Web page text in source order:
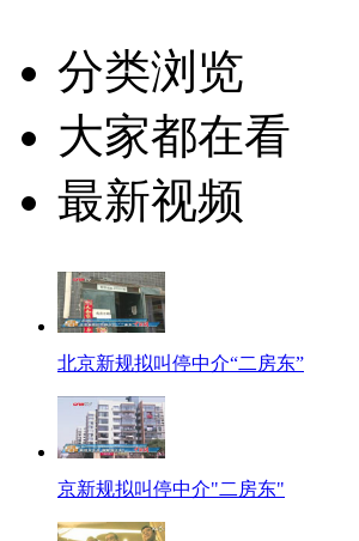
分类浏览
大家都在看
最新视频
北京新规拟叫停中介“二房东”
京新规拟叫停中介"二房东"